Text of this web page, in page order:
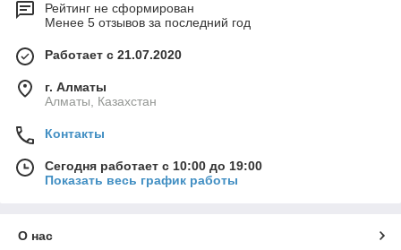
Рейтинг не сформирован
Менее 5 отзывов за последний год
Работает с 21.07.2020
г. Алматы
Алматы, Казахстан
Контакты
Сегодня работает с 10:00 до 19:00
Показать весь график работы
О нас